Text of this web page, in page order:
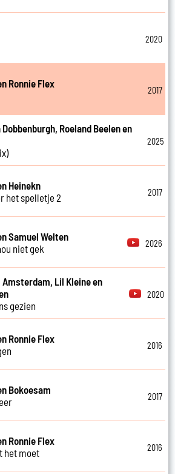
2020
Ronnie Flex
2017
Roeland Beelen en
2025
Heinekn
het spelletje 2
2017
Samuel Welten
niet gek
2026
Lil Kleine en
gezien
2020
Ronnie Flex
2016
Bokoesam
2017
Ronnie Flex
het moet
2016